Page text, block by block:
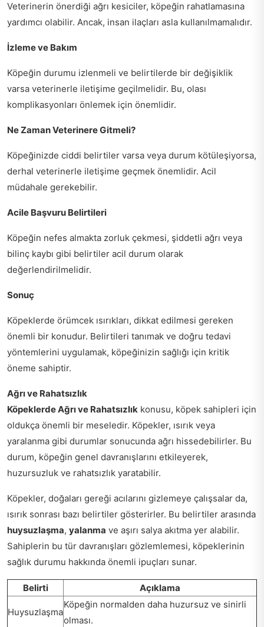
Veterinerin önerdiği ağrı kesiciler, köpeğin rahatlamasına
yardımcı olabilir. Ancak, insan ilaçları asla kullanılmamalıdır.
İzleme ve Bakım
Köpeğin durumu izlenmeli ve belirtilerde bir değişiklik
varsa veterinerle iletişime geçilmelidir. Bu, olası
komplikasyonları önlemek için önemlidir.
Ne Zaman Veterinere Gitmeli?
Köpeğinizde ciddi belirtiler varsa veya durum kötüleşiyorsa,
derhal veterinerle iletişime geçmek önemlidir. Acil
müdahale gerekebilir.
Acile Başvuru Belirtileri
Köpeğin nefes almakta zorluk çekmesi, şiddetli ağrı veya
bilinç kaybı gibi belirtiler acil durum olarak
değerlendirilmelidir.
Sonuç
Köpeklerde örümcek ısırıkları, dikkat edilmesi gereken
önemli bir konudur. Belirtileri tanımak ve doğru tedavi
yöntemlerini uygulamak, köpeğinizin sağlığı için kritik
öneme sahiptir.
Ağrı ve Rahatsızlık
Köpeklerde Ağrı ve Rahatsızlık konusu, köpek sahipleri için
oldukça önemli bir meseledir. Köpekler, ısırık veya
yaralanma gibi durumlar sonucunda ağrı hissedebilirler. Bu
durum, köpeğin genel davranışlarını etkileyerek,
huzursuzluk ve rahatsızlık yaratabilir.
Köpekler, doğaları gereği acılarını gizlemeye çalışsalar da,
ısırık sonrası bazı belirtiler gösterirler. Bu belirtiler arasında
huysuzlaşma, yalanma ve aşırı salya akıtma yer alabilir.
Sahiplerin bu tür davranışları gözlemlemesi, köpeklerinin
sağlık durumu hakkında önemli ipuçları sunar.
Belirti Açıklama
Huysuzlaşma
Köpeğin normalden daha huzursuz ve sinirli
olması.